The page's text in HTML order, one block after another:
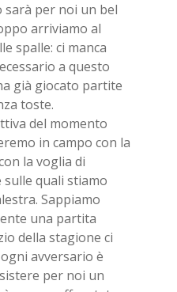
sarà per noi un bel
arriviamo al
spalle: ci manca
a questo
già giocato partite
toste.
del momento
in campo con la
la voglia di
quali stiamo
Sappiamo
una partita
della stagione ci
avversario è
per noi un